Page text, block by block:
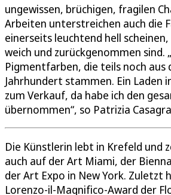
ungewissen, brüchigen, fragilen
Arbeiten unterstreichen auch die
einerseits leuchtend hell
weich und zurückgenommen sind.
Pigmentfarben, die teils noch aus
Jahrhundert stammen. Ein Laden
zum Verkauf, da habe ich den
übernommen“, so Patrizia
Die Künstlerin lebt in Krefeld und
auch auf der Art Miami, der
der Art Expo in New York. Zuletzt
Lorenzo-il-Magnifico-Award der